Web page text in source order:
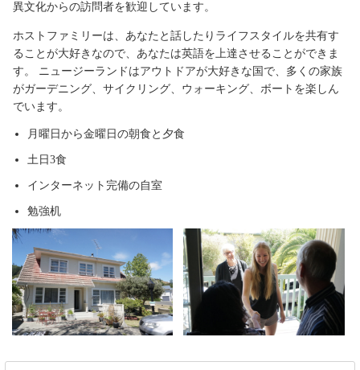
異文化からの訪問者を歓迎しています。
ホストファミリーは、あなたと話したりライフスタイルを共有す
ることが大好きなので、あなたは英語を上達させることができま
す。 ニュージーランドはアウトドアが大好きな国で、多くの家族
がガーデニング、サイクリング、ウォーキング、ボートを楽しん
でいます。
月曜日から金曜日の朝食と夕食
土日3食
インターネット完備の自室
勉強机